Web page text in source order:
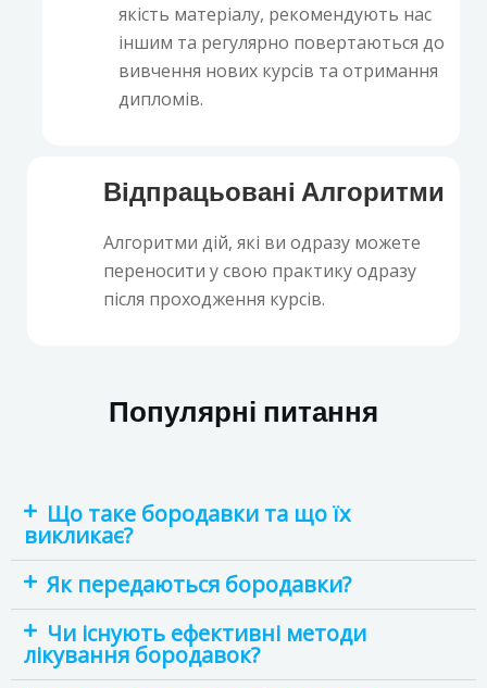
якість матеріалу, рекомендують нас
іншим та регулярно повертаються до
вивчення нових курсів та отримання
дипломів.
Відпрацьовані Алгоритми
Алгоритми дій, які ви одразу можете
переносити у свою практику одразу
після проходження курсів.
Популярні питання
Що таке бородавки та що їх
викликає?
Як передаються бородавки?
Чи існують ефективні методи
лікування бородавок?